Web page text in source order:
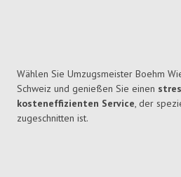
Wählen Sie Umzugsmeister Boehm
Schweiz und genießen Sie einen
kosteneffizienten Service, der
zugeschnitten ist.